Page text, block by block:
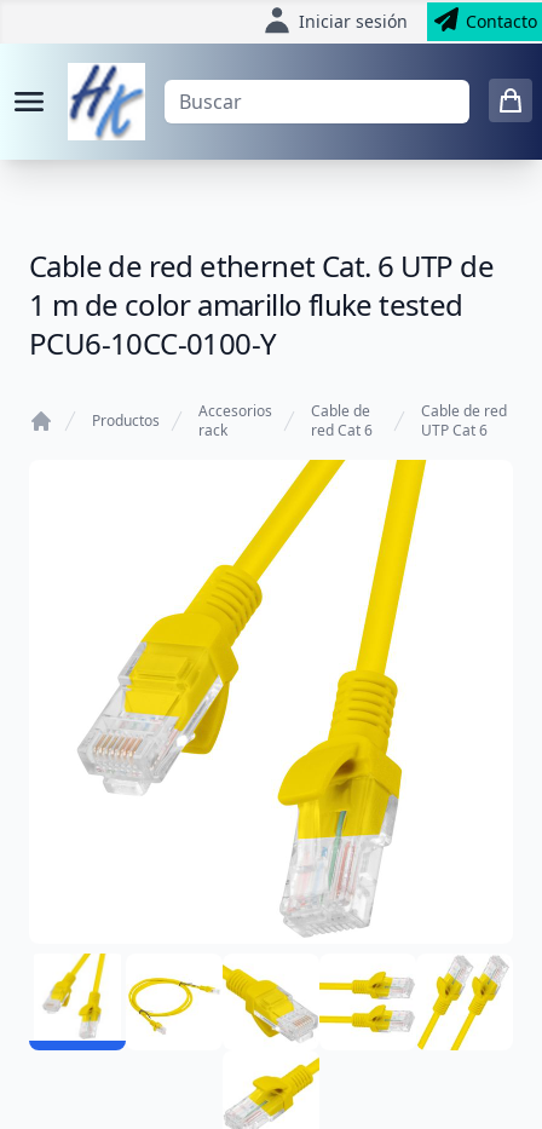
Iniciar sesión Contacto
Cable de red ethernet Cat. 6 UTP de
1 m de color amarillo fluke tested
PCU6-10CC-0100-Y
Productos
Accesorios
rack
Cable de
red Cat 6
Cable de red
UTP Cat 6